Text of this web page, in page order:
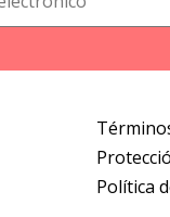
Política